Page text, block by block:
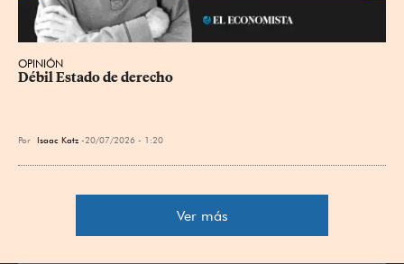
OPINIÓN
Débil Estado de derecho
Por Isaac Katz 20/07/2026 - 1:20
Ver más